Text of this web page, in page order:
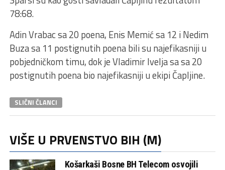
78:68.
Adin Vrabac sa 20 poena, Enis Memić sa 12 i Nedim
Buza sa 11 postignutih poena bili su najefikasniji u
pobjedničkom timu, dok je Vladimir Ivelja sa sa 20
postignutih poena bio najefikasniji u ekipi Čapljine.
SLIČNI ČLANCI
VIŠE U PRVENSTVO BIH (M)
Košarkaši Bosne BH Telecom osvojili